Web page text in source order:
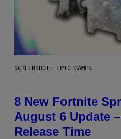
SCREENSHOT: EPIC GAMES
8 New Fortnite
August 6 Update
Release Time